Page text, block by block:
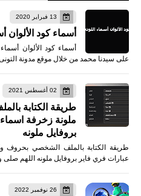
13 فبراير 2020
أسماء كود الألوان
أسماء كود الألوان
على سيدنا محمد من خلال موقع مدونة
02 أغسطس 2021
طريقة الكتابة
ملونة زخرفة
بروفايل ملونه
طريقة الكتابة بالملف الشخصي بحروف
عبارات فري فاير بروفايل ملونه اللهم صلى
26 نوفمبر 2022